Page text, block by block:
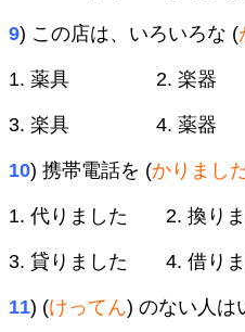
9) この店は、いろいろな (
1. 薬具 2. 楽器
3. 楽具 4. 薬器
10) 携帯電話を (かりまし
1. 代りました 2. 換りま
3. 貸りました 4. 借りま
11) (けってん) のない人は